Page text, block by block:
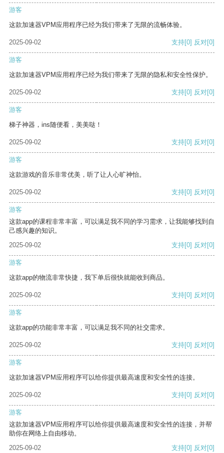
游客
这款加速器VPM应用程序已经为我们带来了无限的流畅体验。
2025-09-02 支持[0] 反对[0]
游客
这款加速器VPM应用程序已经为我们带来了无限的隐私和安全性保护。
2025-09-02 支持[0] 反对[0]
游客
梯子神器，ins随便看，美美哒！
2025-09-02 支持[0] 反对[0]
游客
这款游戏的音乐非常优美，听了让人心旷神怡。
2025-09-02 支持[0] 反对[0]
游客
这款app的课程非常丰富，可以满足我不同的学习需求，让我能够找到自
己感兴趣的知识。
2025-09-02
支持[0] 反对[0]
游客
这款app的物流非常快捷，我下单后很快就能收到商品。
2025-09-02 支持[0] 反对[0]
游客
这款app的功能非常丰富，可以满足我不同的社交需求。
2025-09-02 支持[0] 反对[0]
游客
这款加速器VPM应用程序可以给你提供最高速度和安全性的连接。
2025-09-02 支持[0] 反对[0]
游客
这款加速器VPM应用程序可以给你提供最高速度和安全性的连接，并帮
助你在网络上自由移动。
2025-09-02
支持[0] 反对[0]